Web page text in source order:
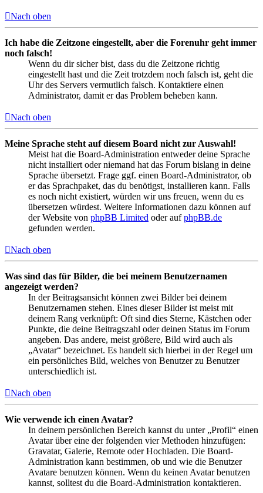
Nach oben
Ich habe die Zeitzone eingestellt, aber die Forenuhr geht immer
noch falsch!
Wenn du dir sicher bist, dass du die Zeitzone richtig
eingestellt hast und die Zeit trotzdem noch falsch ist, geht die
Uhr des Servers vermutlich falsch. Kontaktiere einen
Administrator, damit er das Problem beheben kann.
Nach oben
Meine Sprache steht auf diesem Board nicht zur Auswahl!
Meist hat die Board-Administration entweder deine Sprache
nicht installiert oder niemand hat das Forum bislang in deine
Sprache übersetzt. Frage ggf. einen Board-Administrator, ob
er das Sprachpaket, das du benötigst, installieren kann. Falls
es noch nicht existiert, würden wir uns freuen, wenn du es
übersetzen würdest. Weitere Informationen dazu können auf
der Website von phpBB Limited oder aufphpBB.de
gefunden werden.
Nach oben
Was sind das für Bilder, die bei meinem Benutzernamen
angezeigt werden?
In der Beitragsansicht können zwei Bilder bei deinem
Benutzernamen stehen. Eines dieser Bilder ist meist mit
deinem Rang verknüpft: Oft sind dies Sterne, Kästchen oder
Punkte, die deine Beitragszahl oder deinen Status im Forum
angeben. Das andere, meist größere, Bild wird auch als
„Avatar“ bezeichnet. Es handelt sich hierbei in der Regel um
ein persönliches Bild, welches von Benutzer zu Benutzer
unterschiedlich ist.
Nach oben
Wie verwende ich einen Avatar?
In deinem persönlichen Bereich kannst du unter „Profil“ einen
Avatar über eine der folgenden vier Methoden hinzufügen:
Gravatar, Galerie, Remote oder Hochladen. Die Board-
Administration kann bestimmen, ob und wie die Benutzer
Avatare benutzen können. Wenn du keinen Avatar benutzen
kannst, solltest du die Board-Administration kontaktieren.